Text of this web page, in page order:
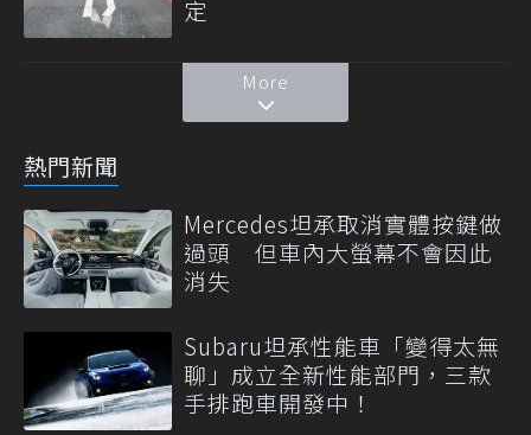
定
More
熱門新聞
Mercedes坦承取消實體按鍵做
過頭 但車內大螢幕不會因此
消失
Subaru坦承性能車「變得太無
聊」成立全新性能部門，三款
手排跑車開發中！